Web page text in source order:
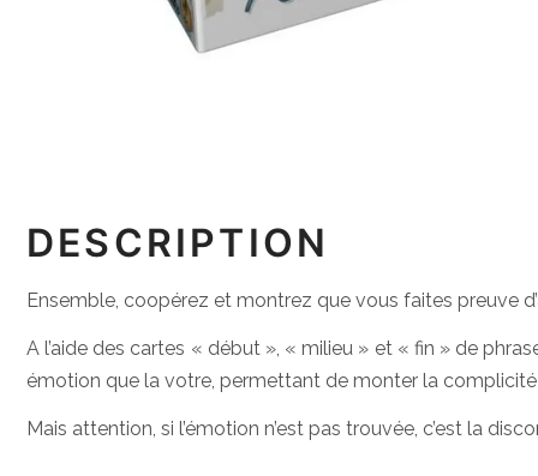
DESCRIPTION
Ensemble, coopérez et montrez que vous faites preuve
A l’aide des cartes « début », « milieu » et « fin » de
émotion que la votre, permettant de monter la
Mais attention, si l’émotion n’est pas trouvée, c’est la